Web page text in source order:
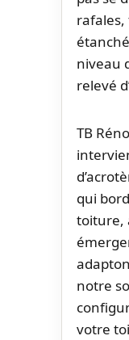
niveau
relevé
TB
qui
toiture,
notre
votre